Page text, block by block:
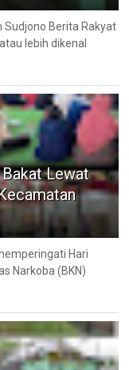
Sudjono Berita Rakyat
lebih dikenal
Lewat
Hari
Narkoba (BKN)